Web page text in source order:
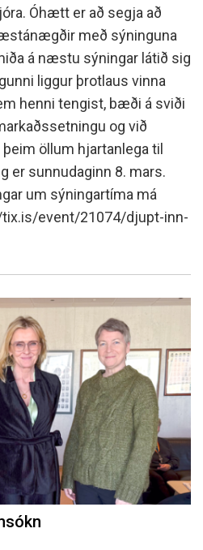
Óhætt er að segja að
með sýninguna
á næstu sýningar látið sig
liggur þrotlaus vinna
henni tengist, bæði á sviði
og við
öllum hjartanlega til
er sunnudaginn 8. mars.
um sýningartíma má
event/21074/djupt-inn-